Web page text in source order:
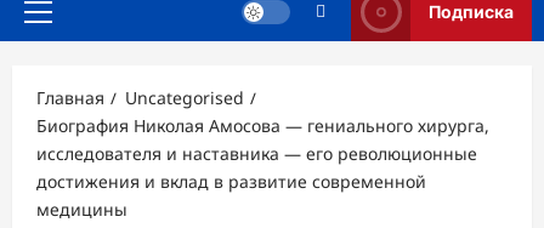
Основное
Подписка
Главная
Uncategorised
Биография Николая Амосова — гениального хирурга,
исследователя и наставника — его революционные
достижения и вклад в развитие современной
медицины